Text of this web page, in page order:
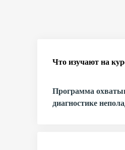
Что изучают на
Программа
диагностике